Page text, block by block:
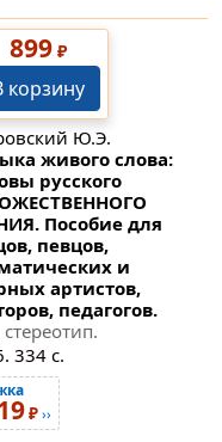
899₽
корзину
Ю.Э.
живого слова:
русского
Пособие для
певцов,
и
артистов,
педагогов.
334 с.
₽››